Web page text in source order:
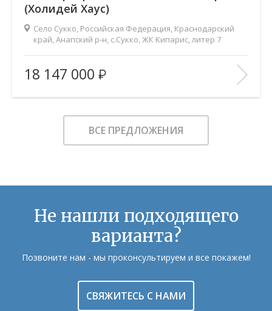
(Холидей Хаус)
Село Сукко, Российская Федерация, Краснодарский
край, Анапский р-н, с.Сукко, ЖК Кипарис, литер 7
Площадь (общ/жил/кух), м2:
52.6/21/20
Количество комнат:
2
Этаж:
6/8
В ИЗБРАННОЕ
18 147 000
ВСЕ ПРЕДЛОЖЕНИЯ
Не нашли подходящего
варианта?
Позвоните нам - мы проконсультируем и все покажем!
СВЯЖИТЕСЬ С НАМИ